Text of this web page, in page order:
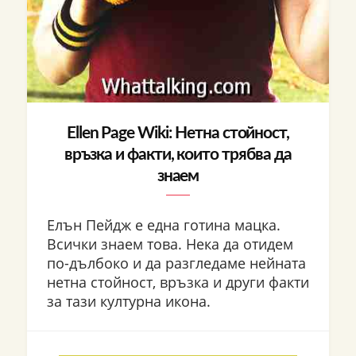
Ellen Page Wiki: Нетна стойност,
връзка и факти, които трябва да
знаем
Елън Пейдж е една готина мацка.
Всички знаем това. Нека да отидем
по-дълбоко и да разгледаме нейната
нетна стойност, връзка и други факти
за тази културна икона.